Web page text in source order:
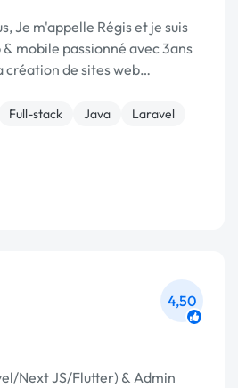
mobile passionné avec 3ans
création de sites web
pour continuer à mettre en
Full-stack Java
Laravel
4,50
Next JS/Flutter) & Admin